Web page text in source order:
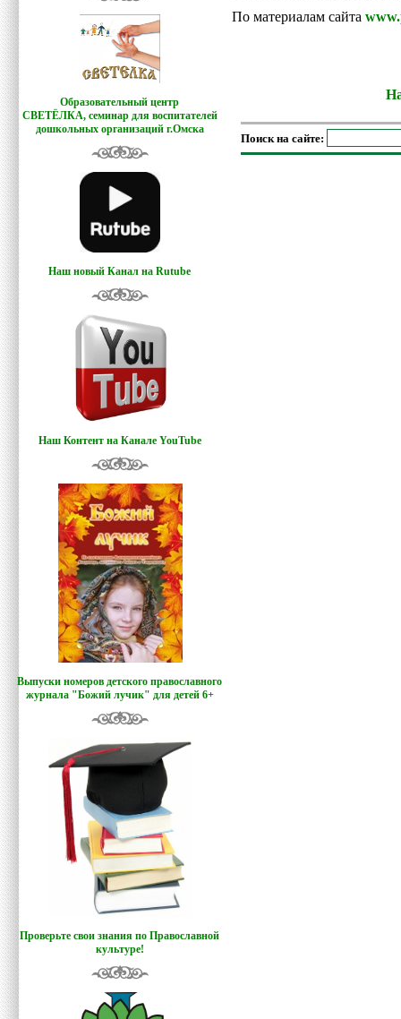
Образовательный центр
СВЕТЁЛКА, семинар для воспитателей
дошкольных организаций г.Омска
Наш новый Канал на Rutube
Наш Контент на Канале YouTube
Выпуски номеров детского православного
журнала "Божий лучик" для детей 6+
Проверьте свои знания по Православной
культуре!
По материалам сайта
Поиск на сайте: